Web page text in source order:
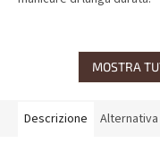
MOSTRA
Descrizione Alternativa